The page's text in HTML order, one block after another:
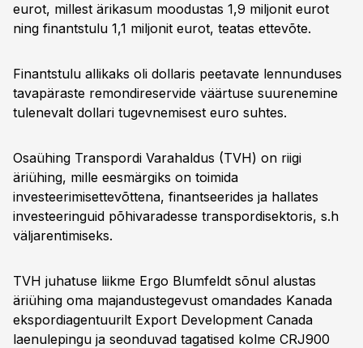
eurot, millest ärikasum moodustas 1,9 miljonit eurot
ning finantstulu 1,1 miljonit eurot, teatas ettevõte.
Finantstulu allikaks oli dollaris peetavate lennunduses
tavapäraste remondireservide väärtuse suurenemine
tulenevalt dollari tugevnemisest euro suhtes.
Osaühing Transpordi Varahaldus (TVH) on riigi
äriühing, mille eesmärgiks on toimida
investeerimisettevõttena, finantseerides ja hallates
investeeringuid põhivaradesse transpordisektoris, s.h
väljarentimiseks.
TVH juhatuse liikme Ergo Blumfeldt sõnul alustas
äriühing oma majandustegevust omandades Kanada
ekspordiagentuurilt Export Development Canada
laenulepingu ja seonduvad tagatised kolme CRJ900